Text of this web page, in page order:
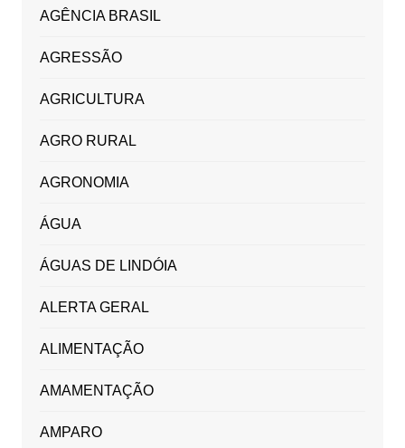
AGÊNCIA BRASIL
AGRESSÃO
AGRICULTURA
AGRO RURAL
AGRONOMIA
ÁGUA
ÁGUAS DE LINDÓIA
ALERTA GERAL
ALIMENTAÇÃO
AMAMENTAÇÃO
AMPARO